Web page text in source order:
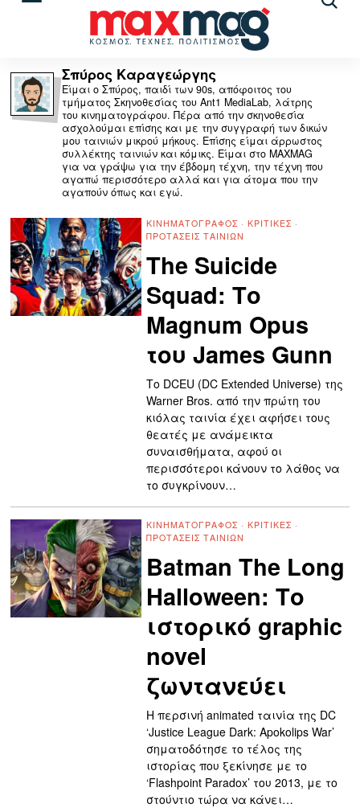
Σπύρος Καραγεώργης
Είμαι ο Σπύρος, παιδί των 90s, απόφοιτος του
τμήματος Σκηνοθεσίας του Ant1 MediaLab, λάτρης
του κινηματογράφου. Πέρα από την σκηνοθεσία
ασχολούμαι επίσης και με την συγγραφή των δικών
μου ταινιών μικρού μήκους. Επίσης είμαι άρρωστος
συλλέκτης ταινιών και κόμικς. Είμαι στο MAXMAG
για να γράψω για την έβδομη τέχνη, την τέχνη που
αγαπώ περισσότερο αλλά και για άτομα που την
αγαπούν όπως και εγώ.
ΚΙΝΗΜΑΤΟΓΡΆΦΟΣ · ΚΡΙΤΙΚΈΣ ·
ΠΡΟΤΆΣΕΙΣ ΤΑΙΝΙΏΝ
The Suicide
Squad: Το
Magnum Opus
του James Gunn
Το DCEU (DC Extended Universe) της
Warner Bros. από την πρώτη του
κιόλας ταινία έχει αφήσει τους
θεατές με ανάμεικτα
συναισθήματα, αφού οι
περισσότεροι κάνουν το λάθος να
το συγκρίνουν…
ΚΙΝΗΜΑΤΟΓΡΆΦΟΣ · ΚΡΙΤΙΚΈΣ ·
ΠΡΟΤΆΣΕΙΣ ΤΑΙΝΙΏΝ
Batman The Long
Halloween: Το
ιστορικό graphic
novel
ζωντανεύει
Η περσινή animated ταινία της DC
‘Justice League Dark: Apokolips War’
σηματοδότησε το τέλος της
ιστορίας που ξεκίνησε με το
‘Flashpoint Paradox’ του 2013, με το
στούντιο τώρα να κάνει…